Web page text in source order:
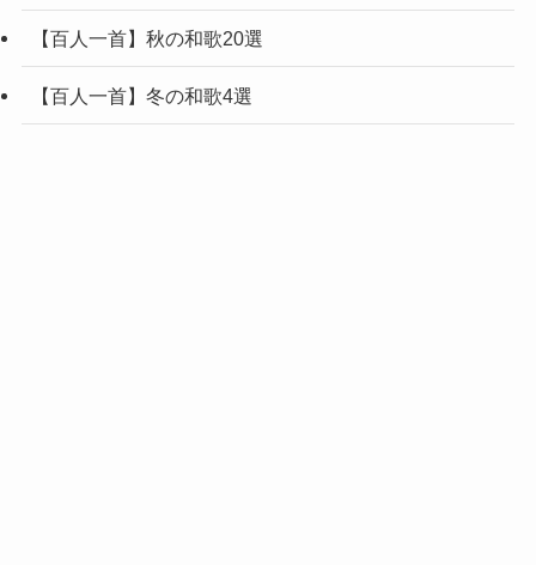
【百人一首】秋の和歌20選
【百人一首】冬の和歌4選